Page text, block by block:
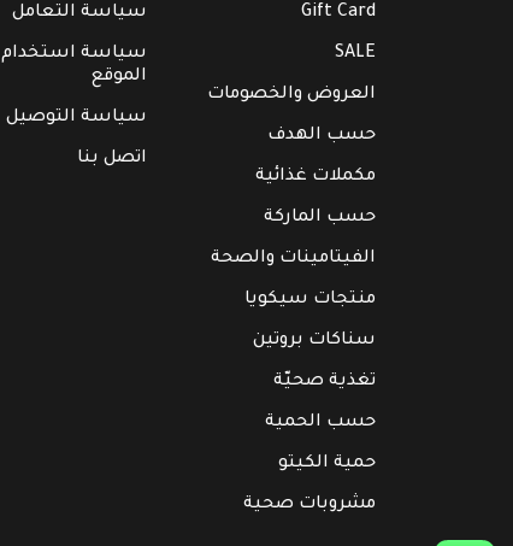
Gift Card
SALE
العروض والخصومات
حسب الهدف
مكملات غذائية
حسب الماركة
الفيتامينات والصحة
منتجات سيكويا
سناكات بروتين
تغذية صحيّة
حسب الحمية
حمية الكيتو
مشروبات صحية
سياسة التعامل
سياسة استخدام
الموقع
سياسة التوصيل
اتصل بنا